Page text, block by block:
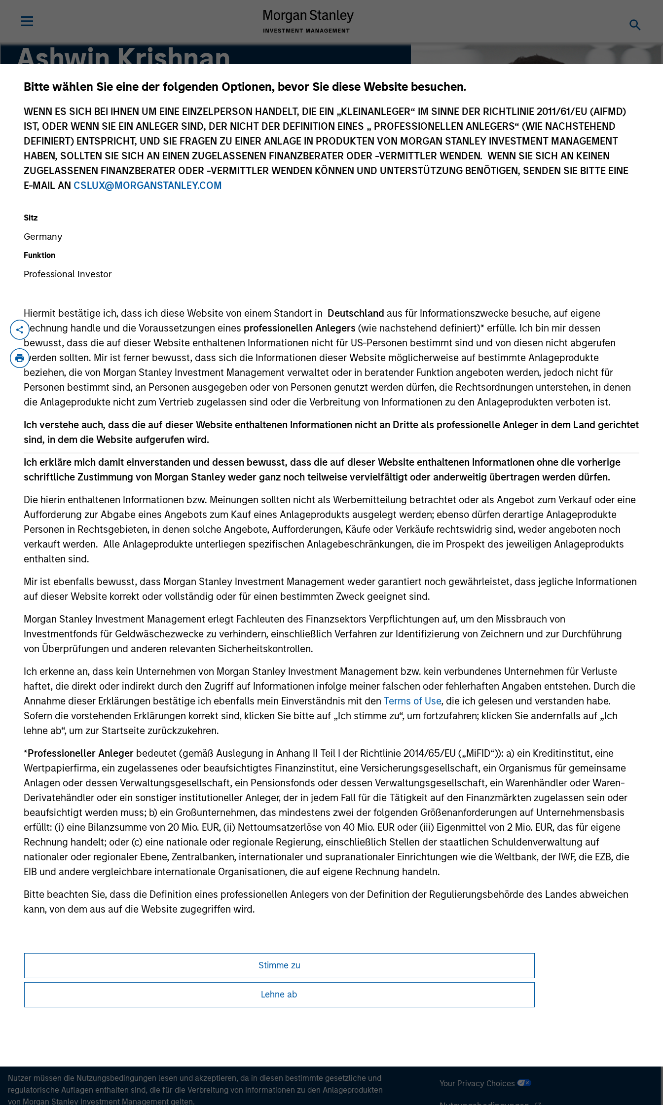
Bitte wählen Sie eine der folgenden Optionen, bevor Sie diese Website besuchen.
WENN ES SICH BEI IHNEN UM EINE EINZELPERSON HANDELT, DIE EIN „KLEINANLEGER“ IM SINNE DER RICHTLINIE 2011/61/EU (AIFMD)
IST, ODER WENN SIE EIN ANLEGER SIND, DER NICHT DER DEFINITION EINES „ PROFESSIONELLEN ANLEGERS“ (WIE NACHSTEHEND
DEFINIERT) ENTSPRICHT, UND SIE FRAGEN ZU EINER ANLAGE IN PRODUKTEN VON MORGAN STANLEY INVESTMENT MANAGEMENT
HABEN, SOLLTEN SIE SICH AN EINEN ZUGELASSENEN FINANZBERATER ODER -VERMITTLER WENDEN. WENN SIE SICH AN KEINEN
ZUGELASSENEN FINANZBERATER ODER -VERMITTLER WENDEN KÖNNEN UND UNTERSTÜTZUNG BENÖTIGEN, SENDEN SIE BITTE EINE
E-MAIL AN CSLUX@MORGANSTANLEY.COM
Sitz
Germany
Funktion
Professional Investor
Hiermit bestätige ich, dass ich diese Website von einem Standort in Deutschland aus für Informationszwecke besuche, auf eigene
Rechnung handle und die Voraussetzungen eines professionellen Anlegers (wie nachstehend definiert)* erfülle. Ich bin mir dessen
bewusst, dass die auf dieser Website enthaltenen Informationen nicht für US-Personen bestimmt sind und von diesen nicht abgerufen
werden sollten. Mir ist ferner bewusst, dass sich die Informationen dieser Website möglicherweise auf bestimmte Anlageprodukte
beziehen, die von Morgan Stanley Investment Management verwaltet oder in beratender Funktion angeboten werden, jedoch nicht für
Personen bestimmt sind, an Personen ausgegeben oder von Personen genutzt werden dürfen, die Rechtsordnungen unterstehen, in denen
die Anlageprodukte nicht zum Vertrieb zugelassen sind oder die Verbreitung von Informationen zu den Anlageprodukten verboten ist.
Ich verstehe auch, dass die auf dieser Website enthaltenen Informationen nicht an Dritte als professionelle Anleger in dem Land gerichtet
sind, in dem die Website aufgerufen wird.
Ich erkläre mich damit einverstanden und dessen bewusst, dass die auf dieser Website enthaltenen Informationen ohne die vorherige
schriftliche Zustimmung von Morgan Stanley weder ganz noch teilweise vervielfältigt oder anderweitig übertragen werden dürfen.
Die hierin enthaltenen Informationen bzw. Meinungen sollten nicht als Werbemitteilung betrachtet oder als Angebot zum Verkauf oder eine
Aufforderung zur Abgabe eines Angebots zum Kauf eines Anlageprodukts ausgelegt werden; ebenso dürfen derartige Anlageprodukte
Personen in Rechtsgebieten, in denen solche Angebote, Aufforderungen, Käufe oder Verkäufe rechtswidrig sind, weder angeboten noch
verkauft werden. Alle Anlageprodukte unterliegen spezifischen Anlagebeschränkungen, die im Prospekt des jeweiligen Anlageprodukts
enthalten sind.
Mir ist ebenfalls bewusst, dass Morgan Stanley Investment Management weder garantiert noch gewährleistet, dass jegliche Informationen
auf dieser Website korrekt oder vollständig oder für einen bestimmten Zweck geeignet sind.
Morgan Stanley Investment Management erlegt Fachleuten des Finanzsektors Verpflichtungen auf, um den Missbrauch von
Investmentfonds für Geldwäschezwecke zu verhindern, einschließlich Verfahren zur Identifizierung von Zeichnern und zur Durchführung
von Überprüfungen und anderen relevanten Sicherheitskontrollen.
Ich erkenne an, dass kein Unternehmen von Morgan Stanley Investment Management bzw. kein verbundenes Unternehmen für Verluste
haftet, die direkt oder indirekt durch den Zugriff auf Informationen infolge meiner falschen oder fehlerhaften Angaben entstehen. Durch die
Annahme dieser Erklärungen bestätige ich ebenfalls mein Einverständnis mit den Terms of Use, die ich gelesen und verstanden habe.
Sofern die vorstehenden Erklärungen korrekt sind, klicken Sie bitte auf „Ich stimme zu“, um fortzufahren; klicken Sie andernfalls auf „Ich
lehne ab“, um zur Startseite zurückzukehren.
*Professioneller Anleger bedeutet (gemäß Auslegung in Anhang II Teil I der Richtlinie 2014/65/EU („MiFID“)): a) ein Kreditinstitut, eine
Wertpapierfirma, ein zugelassenes oder beaufsichtigtes Finanzinstitut, eine Versicherungsgesellschaft, ein Organismus für gemeinsame
Anlagen oder dessen Verwaltungsgesellschaft, ein Pensionsfonds oder dessen Verwaltungsgesellschaft, ein Warenhändler oder Waren-
Derivatehändler oder ein sonstiger institutioneller Anleger, der in jedem Fall für die Tätigkeit auf den Finanzmärkten zugelassen sein oder
beaufsichtigt werden muss; b) ein Großunternehmen, das mindestens zwei der folgenden Größenanforderungen auf Unternehmensbasis
erfüllt: (i) eine Bilanzsumme von 20 Mio. EUR, (ii) Nettoumsatzerlöse von 40 Mio. EUR oder (iii) Eigenmittel von 2 Mio. EUR, das für eigene
Rechnung handelt; oder (c) eine nationale oder regionale Regierung, einschließlich Stellen der staatlichen Schuldenverwaltung auf
nationaler oder regionaler Ebene, Zentralbanken, internationaler und supranationaler Einrichtungen wie die Weltbank, der IWF, die EZB, die
EIB und andere vergleichbare internationale Organisationen, die auf eigene Rechnung handeln.
Bitte beachten Sie, dass die Definition eines professionellen Anlegers von der Definition der Regulierungsbehörde des Landes abweichen
kann, von dem aus auf die Website zugegriffen wird.
Stimme zu
Lehne ab
Ashwin Krishnan
Head of the North America Private Credit Team
YEARS OF INDUSTRY EXPERIENCE
25 Years
Mr. Krishnan is Head of North America Private Credit and chairs the platform’s Investment Committee. A founding member of
Morgan Stanley Investment Management’s (MSIM) Private Credit Platform, he brings 25 years of financial services experience,
including over two decades as a principal investor in private markets spanning junior capital, special situations, and direct
lending. Mr. Krishnan joined North America Private Credit in 2009 as one of four initial members. Prior to joining MSIM, Mr.
Krishnan was an investor within Morgan Stanley Principal Investments, and earlier a credit analyst in the High Yield & Distressed
Research group of Morgan Stanley’s Fixed Income Division. Before joining Morgan Stanley in 2003, he was an analyst in UBS's
Industrial Engineering from Bangalore University, India. Over his tenure at Morgan Stanley Investment Management, he has served
as a board director for numerous portfolio companies across the US and Europe.
Team Insights
Morgan Stanley Investment
Management Provides $875
Bridgepointe Technologies
Morgan Stanley Investment Management
Morgan Stanley Private Credit have led an
$875 million senior debt financing
package for Bridgepointe Technologies
(Bridgepointe or the Company), a leading
services platform.
29-APR-2026
Morgan Stanley Private
Credit Leads Strategic
in Fetch
Morgan Stanley Private Credit announced
today that it has led an incremental senior
debt financing for Fetch, America's
Rewards App, upsizing the existing debt
facility to $110 million aggregate. Morgan
16-SEP-2025
Unifeye Vision Announces
Strategic Growth Investment
Unifeye Vision Partners (“UVP”), a leading
integrated practice management services
to the ophthalmology market, announced
today its partnership with Brooks Eye
center. Concurrently, UVP received a
growth capital investment from Morgan
Stanley Private Credit (“MSPC”) to support
the financing of the partnership. PGIM
Private Capital also participated in the
financing transaction.
07-MAY-2025
May not represent all Team Members.
The information on this page is for informational purposes only. The information contained herein does not constitute and should not be construed as an
offering of advisory services or an offer to sell or a solicitation of an offer to buy any securities in any jurisdiction in which such offer or solicitation,
purchase or sale would be unlawful under the securities, insurance or other laws of such jurisdiction.
All investing involves risks, including a loss of principal.
Morgan Stanley Careers
Nutzer müssen die Nutzungsbedingungen lesen und akzeptieren, da in diesen bestimmte gesetzliche und
regulatorische Auflagen enthalten sind, die für die Verbreitung von Informationen zu den Anlageprodukten
von Morgan Stanley Investment Management gelten.
Your Privacy Choices